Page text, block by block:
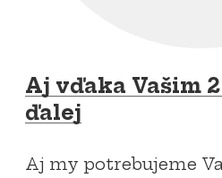
Aj vďaka Vašim
ďalej
Aj my potrebujeme